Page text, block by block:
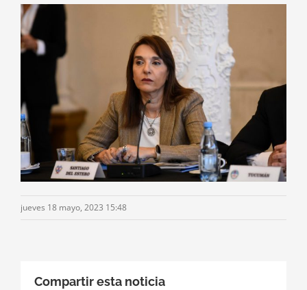
jueves 18 mayo, 2023 15:48
Compartir esta noticia